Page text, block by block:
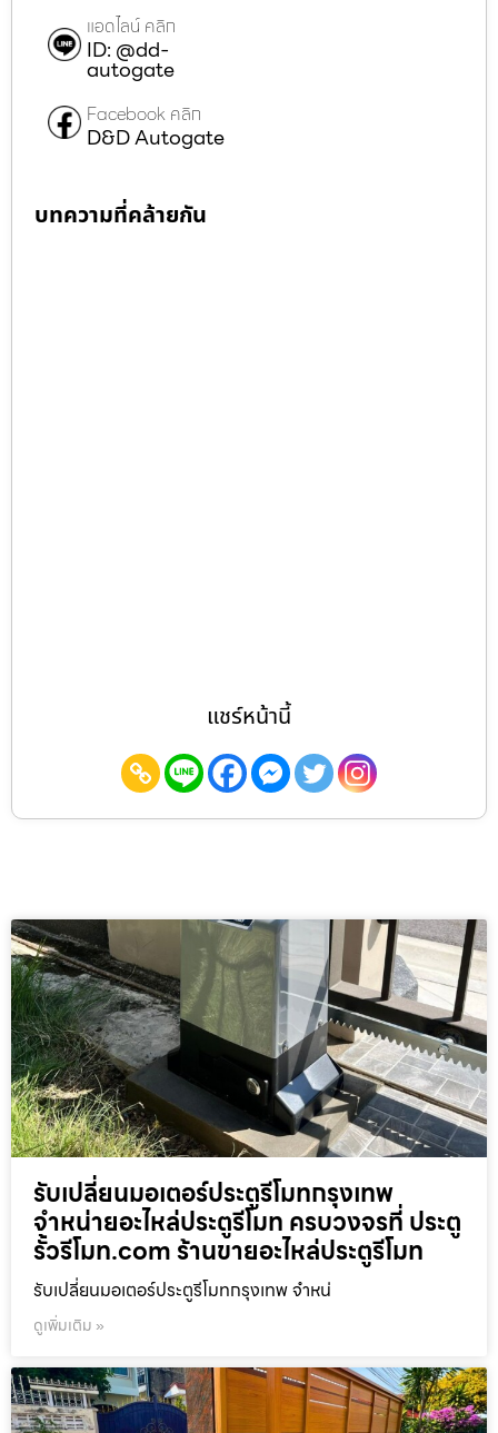
แอดไลน์ คลิก
ID: @dd-
autogate
Facebook คลิก
D&D Autogate
บทความที่คล้ายกัน
แชร์หน้านี้
รับเปลี่ยนมอเตอร์ประตูรีโมทกรุงเทพ
จำหน่ายอะไหล่ประตูรีโมท ครบวงจรที่ ประตู
รั้วรีโมท.com ร้านขายอะไหล่ประตูรีโมท
รับเปลี่ยนมอเตอร์ประตูรีโมทกรุงเทพ จำหน่
ดูเพิ่มเติม »